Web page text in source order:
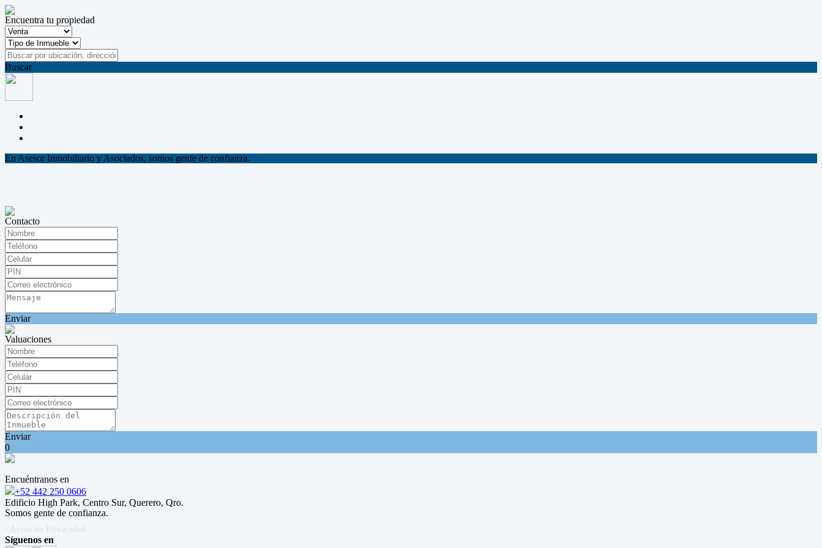
Encuentra tu propiedad
Buscar
En Asesor Inmobiliario y Asociados, somos gente de confianza.
Contacto
Enviar
Valuaciones
Enviar
0
Encuéntranos en
+52 442 250 0606
Edificio High Park, Centro Sur, Querero, Qro.
Somos gente de confianza.
· Aviso de Privacidad
Síguenos en